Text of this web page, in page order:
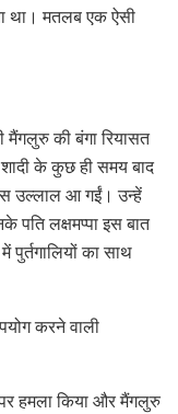
था। मतलब एक ऐसी
मैंगलुरु की बंगा रियासत
के कुछ ही समय बाद
उल्लाल आ गईं। उन्हें
पति लक्षमप्पा इस बात
का साथ
करने वाली
हमला किया और मैंगलुरु